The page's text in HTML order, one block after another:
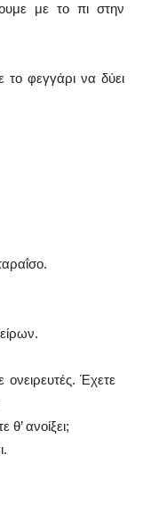
με το πι στην
φεγγάρι να δύει
Έχετε
ανοίξει;